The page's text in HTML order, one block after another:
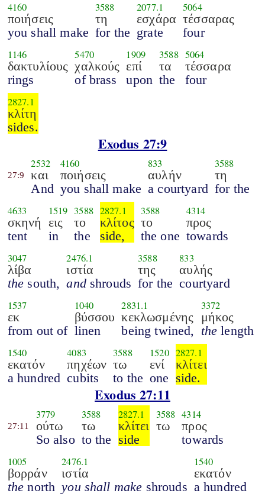
4160
ποιήσεις
you shall make
3588
τη
for the
2077.1
εσχάρα
grate
5064
τέσσαρας
four
1146
δακτυλίους
rings
5470
χαλκούς
of brass
1909
επί
upon
3588
τα
the
5064
τέσσαρα
four
2827.1
κλίτη
sides.
Exodus 27:9
27:9
2532
και
And
4160
ποιήσεις
you shall make
833
αυλήν
a courtyard
3588
τη
for the
4633
σκηνή
tent
1519
εις
in
3588
το
the
2827.1
κλίτος
side,
3588
το
the one
4314
προς
towards
3047
λίβα
the south,
2476.1
ιστία
andshrouds
3588
της
for the
833
αυλής
courtyard
1537
εκ
from out of
1040
βύσσου
linen
2831.1
κεκλωσμένης
being twined,
3372
μήκος
the length
1540
εκατόν
a hundred
4083
πηχέων
cubits
3588
τω
to the
1520
ενί
one
2827.1
κλίτει
side.
Exodus 27:11
27:11
3779
ούτω
So also
3588
τω
to the
2827.1
κλίτει
side
3588
τω
4314
προς
towards
1005
βορράν
the north
2476.1
ιστία
you shall make shrouds
1540
εκατόν
a hundred